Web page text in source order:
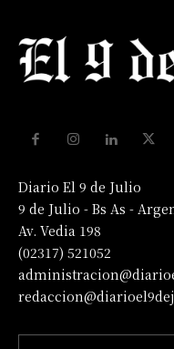
Diario El 9 de Julio
9 de Julio - Bs As -
Av. Vedia 198
(02317) 521052